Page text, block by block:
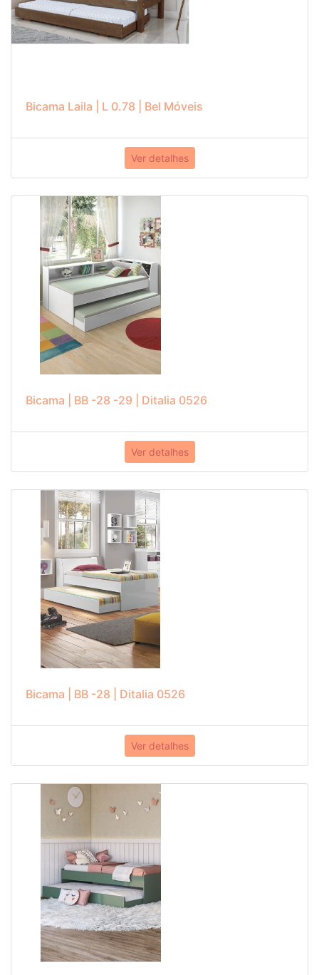
Bicama Laila | L 0.78 | Bel Móveis
Ver detalhes
Bicama | BB -28 -29 | Ditalia 0526
Ver detalhes
Bicama | BB -28 | Ditalia 0526
Ver detalhes